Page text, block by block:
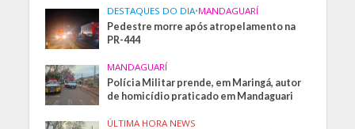
DESTAQUES DO DIA•MANDAGUARÍ
Pedestre morre após atropelamento na
PR-444
MANDAGUARÍ
Polícia Militar prende, em Maringá, autor
de homicídio praticado em Mandaguari
ÚLTIMA HORA NEWS